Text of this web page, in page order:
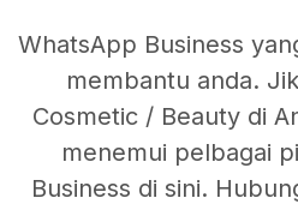
WhatsApp Business
membantu anda.
Cosmetic / Beauty di
menemui pelbagai
Business di sini.